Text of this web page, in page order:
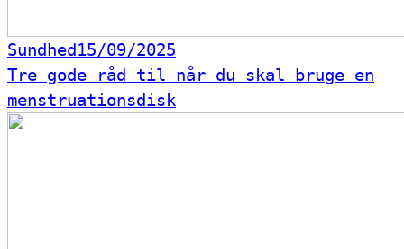
Sundhed15/09/2025
Tre gode råd til når du skal bruge en
menstruationsdisk